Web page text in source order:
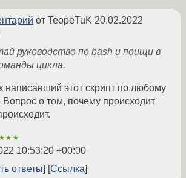
от TeopeTuK 20.02.2022
руководство по bash и поищи в
цикла.
написавший этот скрипт по любому
Вопрос о том, почему происходит
10:53:20 +00:00
ответы
Ссылка